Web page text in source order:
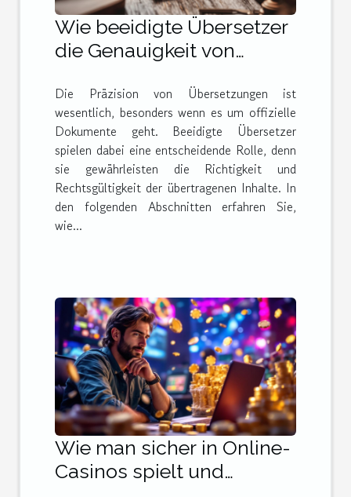
Wie beeidigte Übersetzer
die Genauigkeit von
Die Präzision von Übersetzungen ist
wesentlich, besonders wenn es um offizielle
Dokumente geht. Beeidigte Übersetzer
spielen dabei eine entscheidende Rolle, denn
sie gewährleisten die Richtigkeit und
Rechtsgültigkeit der übertragenen Inhalte. In
den folgenden Abschnitten erfahren Sie,
wie...
Wie man sicher in Online-
Casinos spielt und